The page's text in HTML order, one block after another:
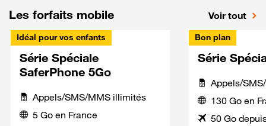
Les forfaits mobile Voir tout
Idéal pour vos enfants
Série Spéciale
SaferPhone 5Go
Appels/SMS/MMS illimités
5 Go en France
Bon plan
Série
Appels/
130 Go en
50 Go